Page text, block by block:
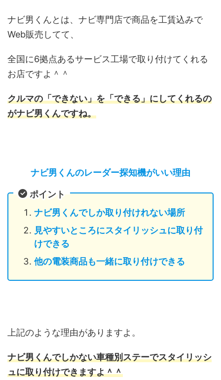
ナビ男くんとは、ナビ専門店で商品を工賃込みで
Web販売してて、
全国に6拠点あるサービス工場で取り付けてくれる
お店ですよ＾＾
クルマの「できない」を「できる」にしてくれるの
がナビ男くんですね。
ナビ男くんのレーダー探知機がいい理由
ポイント
ナビ男くんでしか取り付けれない場所
見やすいところにスタイリッシュに取り付
けできる
他の電装商品も一緒に取り付けできる
上記のような理由がありますよ。
ナビ男くんでしかない車種別ステーでスタイリッシ
ュに取り付けできますよ＾＾